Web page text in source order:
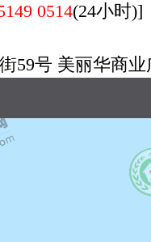
0514(24小
59号 美丽华商业